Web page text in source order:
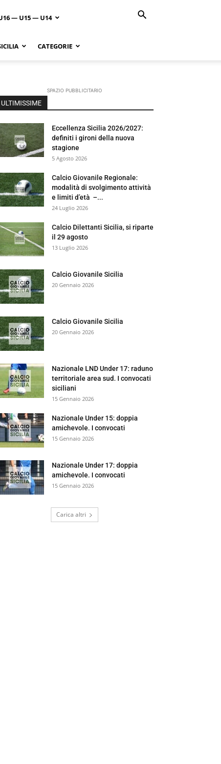
— U15 — U14
CATEGORIE
SPAZIO PUBBLICITARIO
ULTIMISSIME
Eccellenza Sicilia 2026/2027:
definiti i gironi della nuova
stagione
5 Agosto 2026
Calcio Giovanile Regionale:
modalità di svolgimento attività
e limiti d’età –...
24 Luglio 2026
Calcio Dilettanti Sicilia, si riparte
il 29 agosto
13 Luglio 2026
Calcio Giovanile Sicilia
20 Gennaio 2026
Calcio Giovanile Sicilia
20 Gennaio 2026
Nazionale LND Under 17: raduno
territoriale area sud. I convocati
siciliani
15 Gennaio 2026
Nazionale Under 15: doppia
amichevole. I convocati
15 Gennaio 2026
Nazionale Under 17: doppia
amichevole. I convocati
15 Gennaio 2026
Carica altri